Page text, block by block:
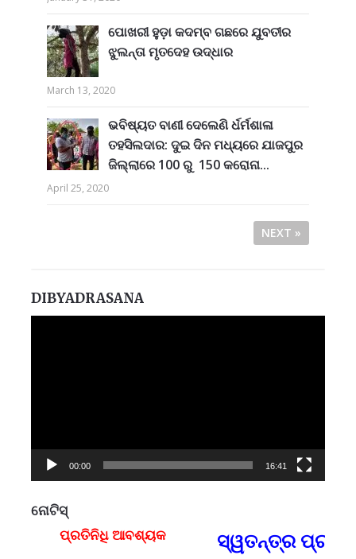
ପୋଖରୀ ହୁଡ଼ା କଦମ୍ବ ଗଛରେ ଯୁବତୀର
ଝୁଲନ୍ତା ମୃତଦେହ ଉଦ୍ଧାର
March 13, 2020
ଭବିଷ୍ୟତ ବାଣୀ ଦେଲେଣି ର୍ଧର୍ମଶାଳା
ତହସିଲଦାର: ଦୁଇ ଦିନ ମଧ୍ୟରେ ଯାଜପୁର
ଜିଲ୍ଲାରେ 100 ରୁ 150 କରୋନା...
April 25, 2020
NEXT »
DIBYADRASANA
00:00 16:41
ନୋଟିସ୍
ପ୍ରତିନିଧି ଆବଶ୍ୟକ
ସ୍ୱତନ୍ତ୍ର